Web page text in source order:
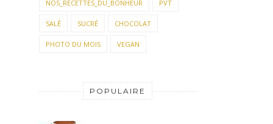
NOS_RECETTES_DU_BONHEUR PVT
SALÉ SUCRÉ CHOCOLAT
PHOTO DU MOIS VEGAN
POPULAIRE